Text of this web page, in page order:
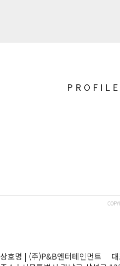
PROFILE
상호명 | (주)P&B엔터테인먼트